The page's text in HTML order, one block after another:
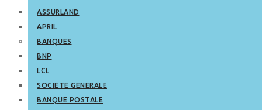
ASSURLAND
APRIL
BANQUES
BNP
LCL
SOCIETE GENERALE
BANQUE POSTALE